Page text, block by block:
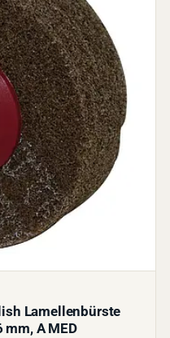
Lamellenbürste
mm, A MED